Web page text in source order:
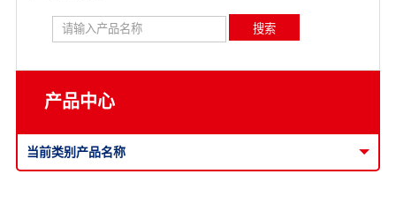
产品中心
当前类别产品名称